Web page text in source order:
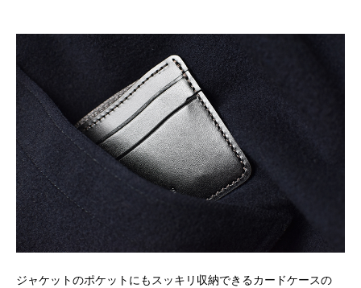
ジャケットのポケットにもスッキリ収納できるカードケースの